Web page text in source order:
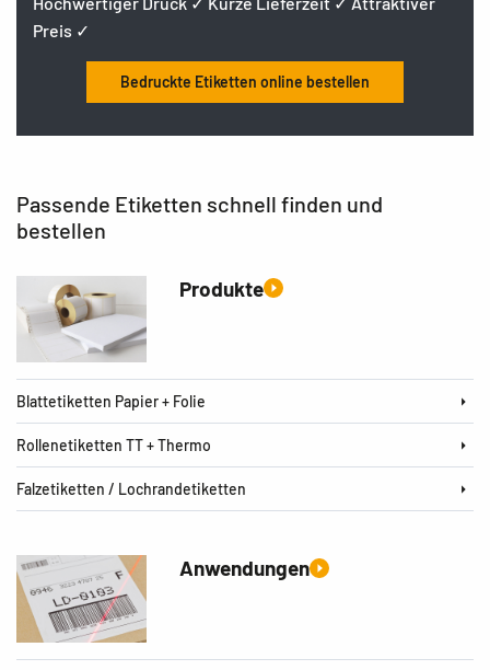
Preis ✓
Bedruckte Etiketten online bestellen
Passende Etiketten schnell finden und
bestellen
Produkte
Blattetiketten Papier + Folie
Rollenetiketten TT + Thermo
Falzetiketten / Lochrandetiketten
Anwendungen